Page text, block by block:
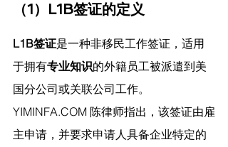
（1）L1B签证的定义
L1B签证是一种非移民工作签证，适用
于拥有专业知识的外籍员工被派遣到美
国分公司或关联公司工作。
YIMINFA.COM 陈律师指出， 该签证由雇
主申请，并要求申请人具备企业特定的